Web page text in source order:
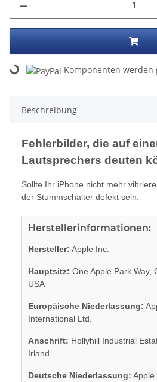
Loading... Komponenten werden
Beschreibung
Fehlerbilder, die auf
Lautsprechers deuten
Sollte Ihr iPhone nicht mehr
der Stummschalter defekt sein.
Herstellerinformationen:
Hersteller: Apple Inc.
Hauptsitz: One Apple Park Way,
USA
Europäische Niederlassung:
International Ltd.
Anschrift: Hollyhill Industrial
Irland
Deutsche Niederlassung: Apple